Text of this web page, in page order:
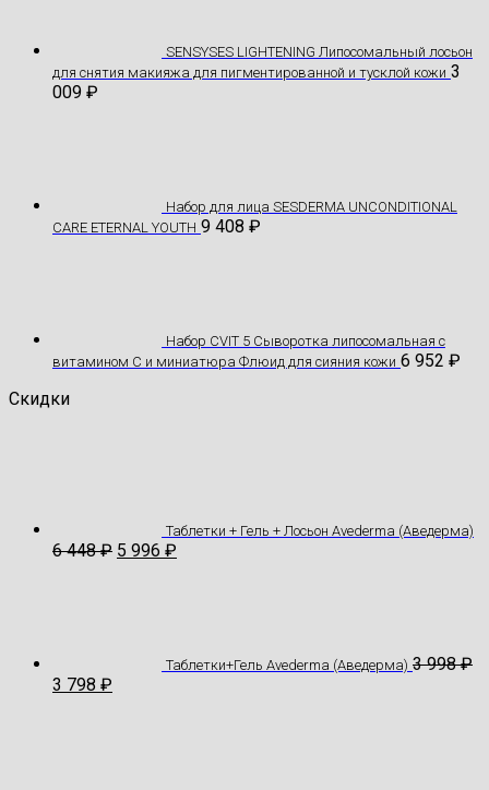
SENSYSES LIGHTENING Липосомальный лосьон
для снятия макияжа для пигментированной и тусклой кожи 3
009 ₽
Hабор для лица SESDERMA UNCONDITIONAL
CARE ETERNAL YOUTH 9 408 ₽
Набор CVIT 5 Сыворотка липосомальная с
витамином С и миниатюра Флюид для сияния кожи 6 952 ₽
Скидки
Таблетки + Гель + Лосьон Avederma (Аведерма)
6 448₽ 5 996 ₽
Таблетки+Гель Avederma (Аведерма) 3 998₽
3 798 ₽